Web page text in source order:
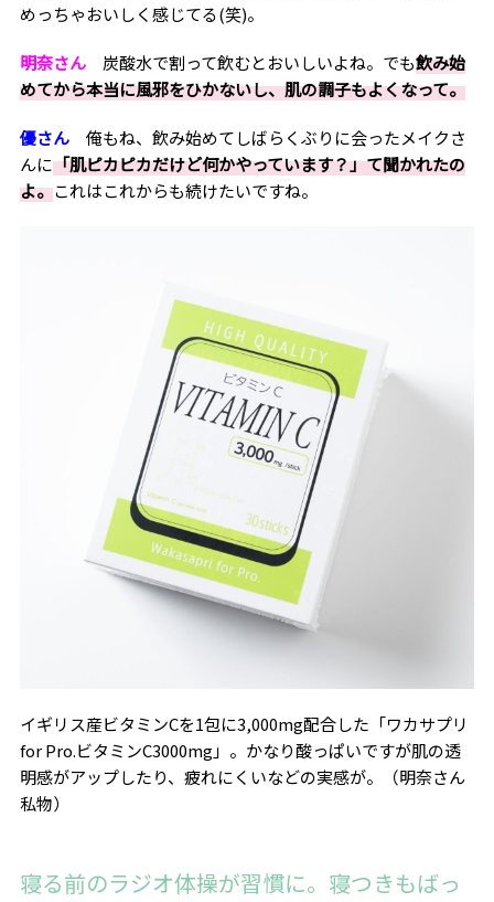
めっちゃおいしく感じてる(笑)。
明奈さん炭酸水で割って飲むとおいしいよね。でも飲み始
めてから本当に風邪をひかないし、肌の調子もよくなって。
優さん俺もね、飲み始めてしばらくぶりに会ったメイクさ
んに「肌ピカピカだけど何かやっています？」て聞かれたの
よ。これはこれからも続けたいですね。
イギリス産ビタミンCを1包に3,000mg配合した「ワカサプリ
for Pro.ビタミンC3000mg」。かなり酸っぱいですが肌の透
明感がアップしたり、疲れにくいなどの実感が。（明奈さん
私物）
寝る前のラジオ体操が習慣に。寝つきもばっ